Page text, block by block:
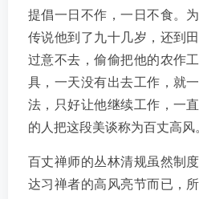
提倡一日不作，一日不食。
传说他到了九十几岁，还到
过意不去，偷偷把他的农作
具，一天没有出去工作，就
法，只好让他继续工作，一
的人把这段美谈称为百丈高风
百丈禅师的丛林清规虽然制
达习禅者的高风亮节而已，